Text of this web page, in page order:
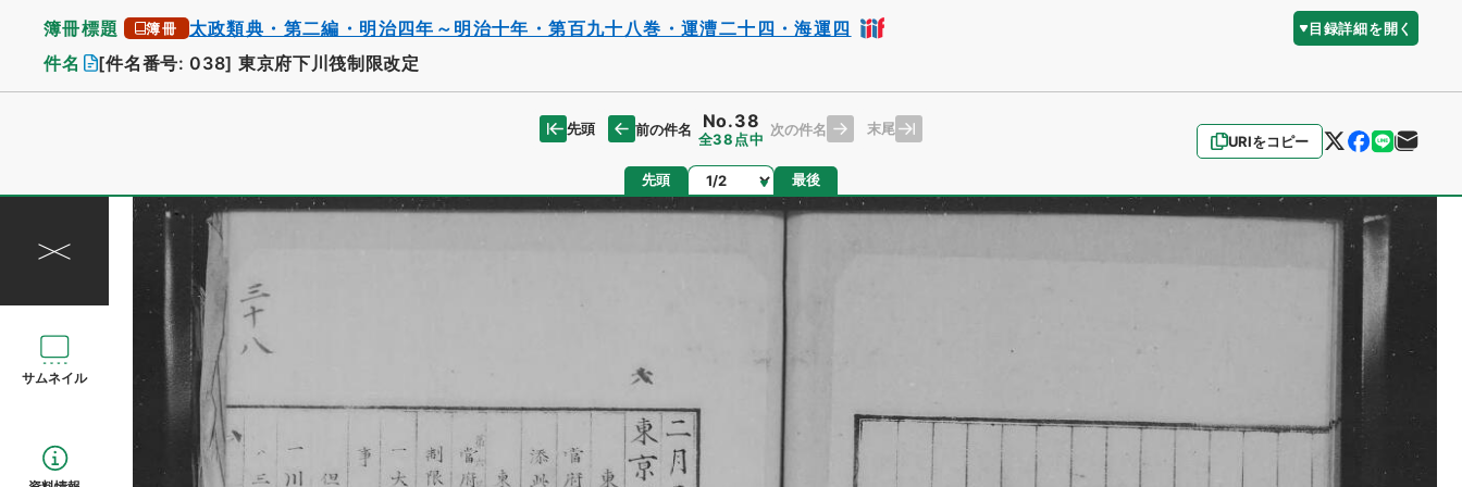
簿冊標題 簿冊 太政類典・第二編・明治四年～明治十年・第百九十八巻・運漕二十四・海運四 目録詳細を開く
件名 [件名番号: 038] 東京府下川筏制限改定
URIをコピー
先頭 前の件名 No.38
全38点中
次の件名 末尾
先頭 ページ 最後
サムネイル